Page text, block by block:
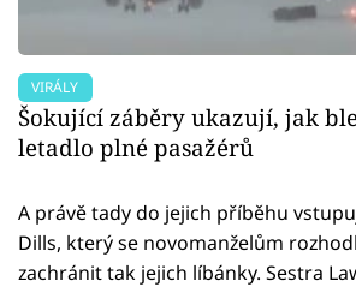
VIRÁLY
Šokující záběry ukazují, jak
letadlo plné pasažérů
A právě tady do jejich příběhu
Dills, který se novomanželům
zachránit tak jejich líbánky. Sestra